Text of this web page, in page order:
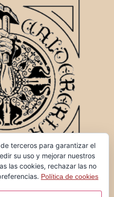
terceros para garantizar el
su uso y mejorar nuestros
las cookies, rechazar las no
Política de cookies